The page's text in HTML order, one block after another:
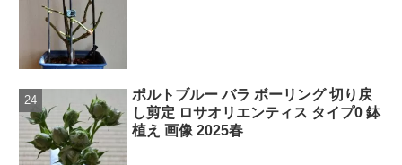
ポルトブルー バラ ボーリング 切り戻
し剪定 ロサオリエンティス タイプ0 鉢
植え 画像 2025春